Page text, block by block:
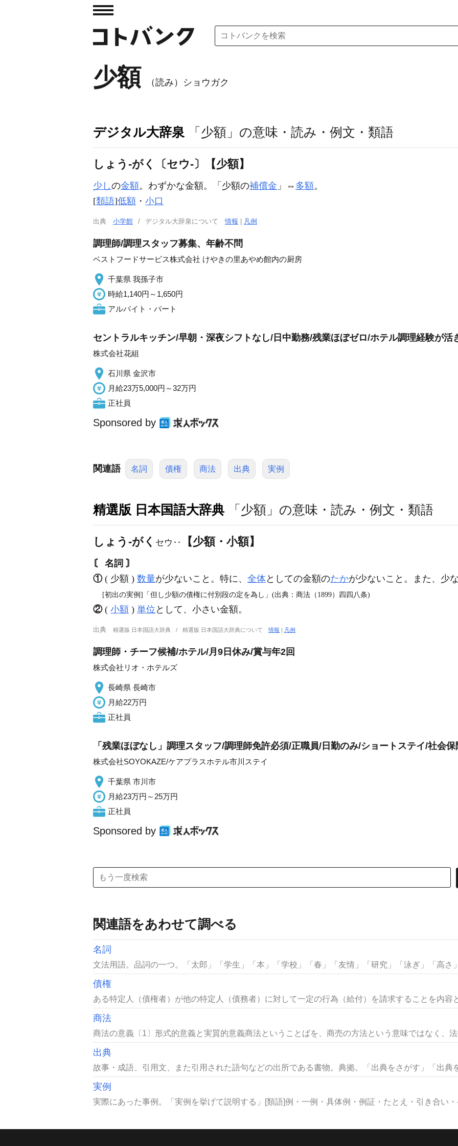
少額 （読み）ショウガク
デジタル大辞泉 「少額」の意味・読み・例文・類語
しょう‐がく〔セウ‐〕【少額】
少しの金額。わずかな金額。「 少額の補償金 」⇔ 多額。
[類語]低額 ・ 小口
出典 小学館 デジタル大辞泉について情報 凡例
調理師/調理スタッフ募集、年齢不問
ベストフードサービス株式会社 けやきの里あやめ館内の厨房
千葉県 我孫子市
時給1,140円～1,650円
アルバイト・パート
セントラルキッチン/早朝・深夜シフトなし/日中勤務/残業ほぼゼロ/ホテル調理経験が活
株式会社花組
石川県 金沢市
月給23万5,000円～32万円
正社員
Sponsored by
関連語 名詞 債権 商法 出典 実例
精選版 日本国語大辞典 「少額」の意味・読み・例文・類語
しょう‐がく セウ‥ 【少額・小額】
〘 名詞 〙
①( 少額 ) 数量が少ないこと。特に、 全体としての金額のたかが少ないこと。また、少
[初出の実例]「但し少額の債権に付別段の定を為し」(出典：商法（1899）四四八条)
②( 小額 ) 単位 として、小さい金額。
出典 精選版 日本国語大辞典 精選版 日本国語大辞典について情報 | 凡例
調理師・チーフ候補/ホテル/月9日休み/賞与年2回
株式会社リオ・ホテルズ
長崎県 長崎市
月給22万円
正社員
「残業ほぼなし」調理スタッフ/調理師免許必須/正職員/日勤のみ/ショートステイ/社会
株式会社SOYOKAZE/ケアプラスホテル市川ステイ
千葉県 市川市
月給23万円～25万円
正社員
Sponsored by
関連語をあわせて調べる
名詞
文法用語。品詞の一つ。「太郎」「学生」「本」「学校」「春」「友情」「研究」「泳ぎ」「高さ
債権
ある特定人（債権者）が他の特定人（債務者）に対して一定の行為（給付）を請求することを内容
商法
商法の意義〔1〕形式的意義と実質的意義商法ということばを、商売の方法という意味ではなく、
出典
故事・成語、引用文、また引用された語句などの出所である書物。典拠。「出典をさがす」「出典
実例
実際にあった事例。「実例を挙げて説明する」[類語]例・一例・具体例・例証・たとえ・引き合い